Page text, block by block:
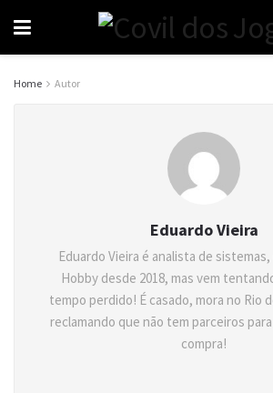
Home Autor
Eduardo Vieira
Eduardo Vieira é analista de
Hobby desde 2018, mas vem
tempo perdido! É casado, mora no Rio
reclamando que não tem parceiros
compra!